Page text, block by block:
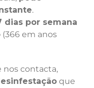
.
dias por semana
(366 em anos
contacta,
que